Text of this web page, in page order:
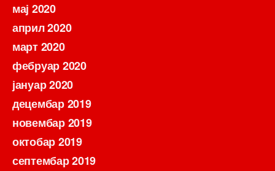
мај 2020
април 2020
март 2020
фебруар 2020
јануар 2020
децембар 2019
новембар 2019
октобар 2019
септембар 2019